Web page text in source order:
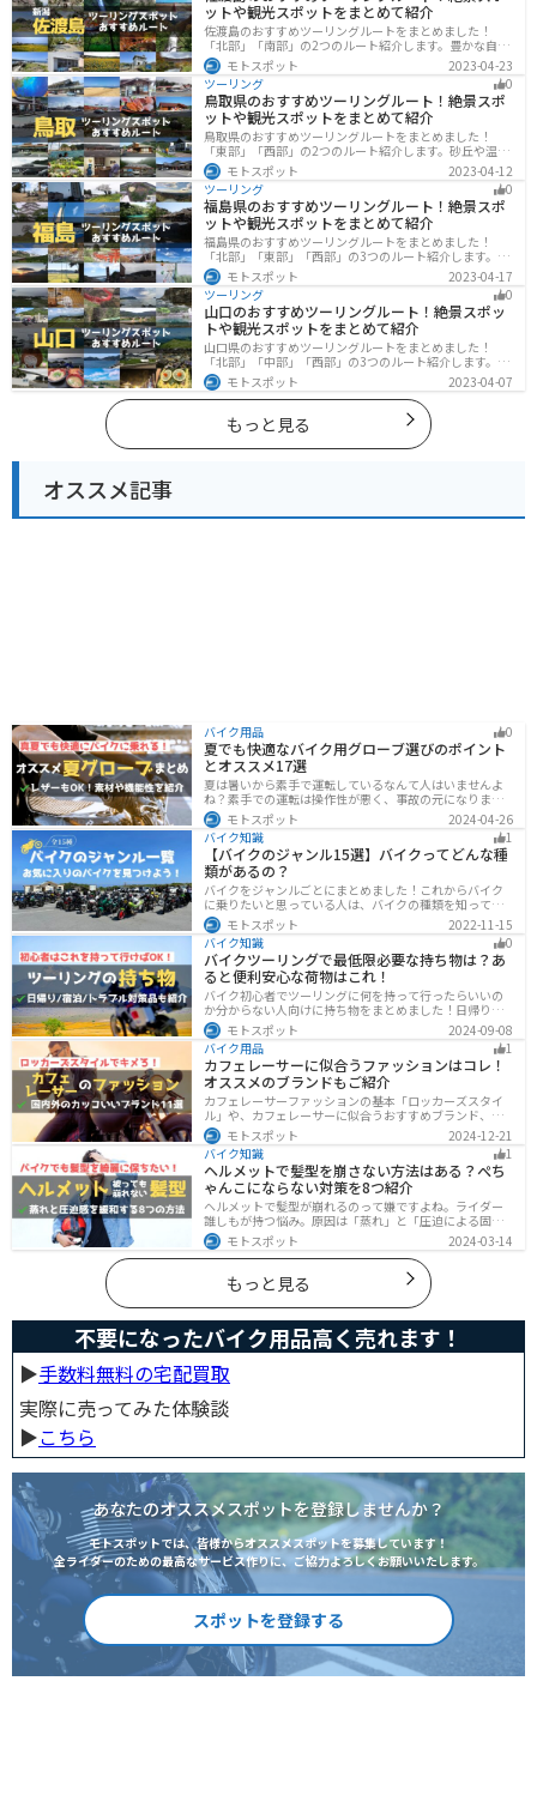
ットや観光スポットをまとめて紹介
佐渡島のおすすめツーリングルートをまとめました！
「北部」「南部」の2つのルート紹介します。豊かな自然
と歴史的なスポット、トキなどの貴重な動物を見られる
スポットが多数あります。バイクで佐渡島にツーリング
に行く際は参考にしてください。
モトスポット
2023-04-23
ツーリング
0
鳥取県のおすすめツーリングルート！絶景スポ
ットや観光スポットをまとめて紹介
鳥取県のおすすめツーリングルートをまとめました！
「東部」「西部」の2つのルート紹介します。砂丘や温泉
地、歴史ある城跡など魅力溢れるスポットが多数あるの
で楽しめます。バイクで鳥取県にツーリングに行く際は
参考にしてください。
モトスポット
2023-04-12
ツーリング
0
福島県のおすすめツーリングルート！絶景スポ
ットや観光スポットをまとめて紹介
福島県のおすすめツーリングルートをまとめました！
「北部」「東部」「西部」の3つのルート紹介します。内
陸部には山々が連なり、海岸線は太平洋に面してるので
観光スポットが多数あります。バイクで福島県にツーリ
ングに行く際は参考にしてください。
モトスポット
2023-04-17
ツーリング
0
山口のおすすめツーリングルート！絶景スポッ
トや観光スポットをまとめて紹介
山口県のおすすめツーリングルートをまとめました！
「北部」「中部」「西部」の3つのルート紹介します。美
しい海岸線や山々を楽しむことができます。バイクで山
口県にツーリングに行く際は参考にしてください。
モトスポット 2023-04-07
もっと見る
オススメ記事
バイク用品 0
夏でも快適なバイク用グローブ選びのポイント
とオススメ17選
夏は暑いから素手で運転しているなんて人はいませんよ
ね？素手での運転は操作性が悪く、事故の元になりま
す。直射日光が当たり日焼けで余計に暑くなります。夏に
は夏用グローブを使うことで、素手より涼しく快適にバ
イクに乗ることができるので是非使いましょう。
モトスポット
2024-04-26
バイク知識
1
【バイクのジャンル15選】バイクってどんな種
類があるの？
バイクをジャンルごとにまとめました！これからバイク
に乗りたいと思っている人は、バイクの種類を知って気
になる1台を見つけましょう。特徴やメリットデメリット
なども記載しているので、デザインだけでなく性能から
もバイクを探せるようになると失敗しないバイク選びば
できるようになります。
モトスポット
2022-11-15
バイク知識
0
バイクツーリングで最低限必要な持ち物は？あ
ると便利安心な荷物はこれ！
バイク初心者でツーリングに何を持って行ったらいいの
か分からない人向けに持ち物をまとめました！日帰りや1
泊以上の日数別、トラブル対策やメンテ用品、出先であ
ると便利なアイテムまで全て解説しています。アレを忘
れた！持ってきたけど使わなかったなど出先で困らない
よう自分に必要な荷物を把握しておきましょう。
モトスポット
2024-09-08
バイク用品
1
カフェレーサーに似合うファッションはコレ！
オススメのブランドもご紹介
カフェレーサーファッションの基本「ロッカーズスタイ
ル」や、カフェレーサーに似合うおすすめブランド、定
番アイテムを詳しく紹介。個性を引き立てるコーデのコ
ツや季節に合ったアイテム選び、愛車とのマッチング方
法も解説します。
モトスポット
2024-12-21
バイク知識
1
ヘルメットで髪型を崩さない方法はある？ぺち
ゃんこにならない対策を8つ紹介
ヘルメットで髪型が崩れるのって嫌ですよね。ライダー
誰しもが持つ悩み。原因は「蒸れ」と「圧迫による固
定」です。原因に対してしっかりと対策すればヘルメッ
トを被っても髪型を崩さなくすることは可能です。今回
はその方法をまとめました。バイクに乗って髪型が崩れ
るのが気になるという人は、参考にしてください。
モトスポット 2024-03-14
もっと見る
不要になったバイク用品高く売れます！
▶︎手数料無料の宅配買取
実際に売ってみた体験談
▶︎こちら
あなたのオススメスポットを登録しませんか？
モトスポットでは、皆様からオススメスポットを募集しています！
全ライダーのための最高なサービス作りに、ご協力よろしくお願いいたします。
スポットを登録する